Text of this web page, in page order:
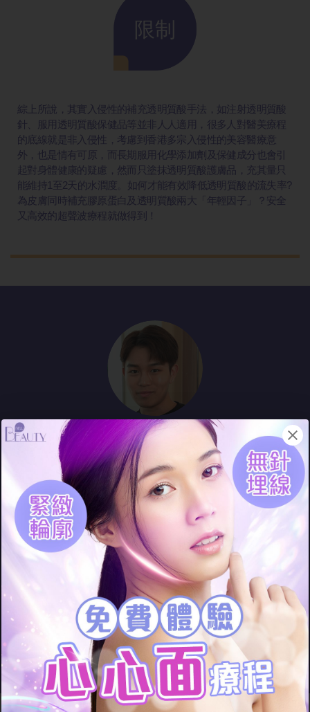
限制
綜上所說，其實入侵性的補充透明質酸手法，如注射透明質酸
針、服用透明質酸保健品等並非人人適用，很多人對醫美療程
的底線就是非入侵性，考慮到香港多宗入侵性的美容醫療意
外，也是情有可原，而長期服用化學添加劑及保健成分也會引
起對身體健康的疑慮，然而只塗抹透明質酸護膚品，充其量只
能維持1至2天的水潤度。如何才能有效降低透明質酸的流失率?
為皮膚同時補充膠原蛋白及透明質酸兩大「年輕因子」？安全
又高效的超聲波療程就做得到！
食透明質酸丸對我嚟講無用......打
針就咪搞我！ 朋友推薦我去心心
面，做1次我蘋果肌返曬嚟！
- Alex (食用明質酸丸兩個月)
心心面療程，最安全有效的逆
齡方法！